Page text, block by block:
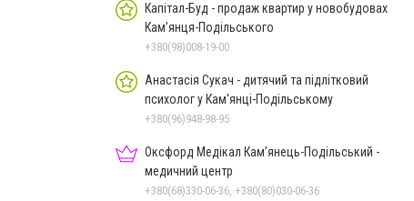
Капітал-Буд - продаж квартир у новобудовах
Кам’янця-Подільського
+380(98)008-19-00
Анастасія Сукач - дитячий та підлітковий
психолог у Кам'янці-Подільському
+380(96)948-98-95
Оксфорд Медікал Кам’янець-Подільський -
медичний центр
+380(68)330-06-36, +380(80)030-06-36